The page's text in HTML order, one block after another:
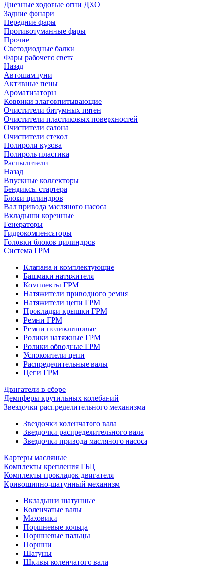
Дневные ходовые огни ДХО
Задние фонари
Передние фары
Противотуманные фары
Прочие
Светодиодные балки
Фары рабочего света
Назад
Автошампуни
Активные пены
Ароматизаторы
Коврики влаговпитывающие
Очистители битумных пятен
Очистители пластиковых поверхностей
Очистители салона
Очистители стекол
Полироли кузова
Полироль пластика
Распылители
Назад
Впускные коллекторы
Бендиксы стартера
Блоки цилиндров
Вал привода масляного насоса
Вкладыши коренные
Генераторы
Гидрокомпенсаторы
Головки блоков цилиндров
Система ГРМ
Клапана и комплектующие
Башмаки натяжителя
Комплекты ГРМ
Натяжители приводного ремня
Натяжители цепи ГРМ
Прокладки крышки ГРМ
Ремни ГРМ
Ремни поликлиновые
Ролики натяжные ГРМ
Ролики обводные ГРМ
Успокоители цепи
Распределительные валы
Цепи ГРМ
Двигатели в сборе
Демпферы крутильных колебаний
Звездочки распределительного механизма
Звездочки коленчатого вала
Звездочки распределительного вала
Звездочки привода масляного насоса
Картеры масляные
Комплекты крепления ГБЦ
Комплекты прокладок двигателя
Кривошипно-шатунный механизм
Вкладыши шатунные
Коленчатые валы
Маховики
Поршневые кольца
Поршневые пальцы
Поршни
Шатуны
Шкивы коленчатого вала